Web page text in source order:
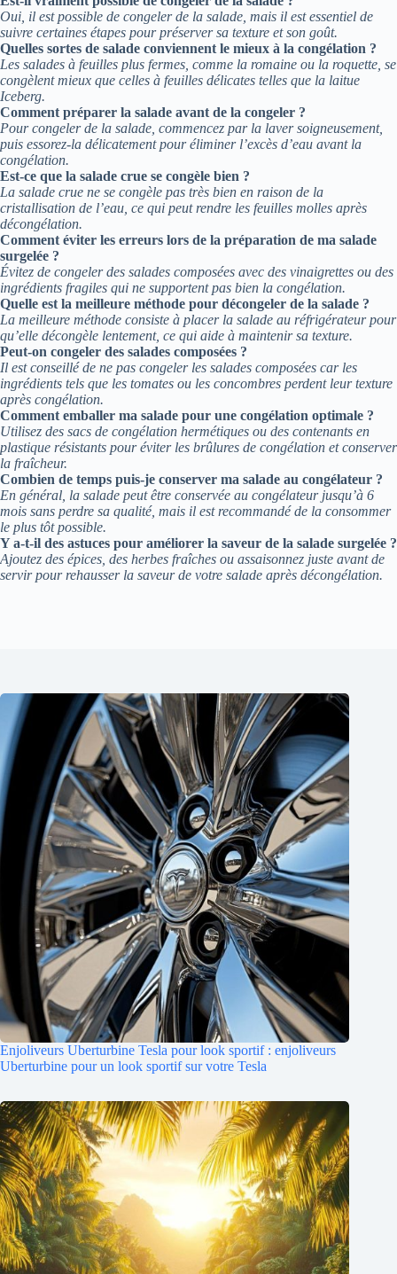
Oui, il est possible de congeler de la salade, mais il est essentiel de
suivre certaines étapes pour préserver sa texture et son goût.
Quelles sortes de salade conviennent le mieux à la congélation ?
Les salades à feuilles plus fermes, comme la romaine ou la roquette, se
congèlent mieux que celles à feuilles délicates telles que la laitue
Iceberg.
Comment préparer la salade avant de la congeler ?
Pour congeler de la salade, commencez par la laver soigneusement,
puis essorez-la délicatement pour éliminer l’excès d’eau avant la
congélation.
Est-ce que la salade crue se congèle bien ?
La salade crue ne se congèle pas très bien en raison de la
cristallisation de l’eau, ce qui peut rendre les feuilles molles après
décongélation.
Comment éviter les erreurs lors de la préparation de ma salade
surgelée ?
Évitez de congeler des salades composées avec des vinaigrettes ou des
ingrédients fragiles qui ne supportent pas bien la congélation.
Quelle est la meilleure méthode pour décongeler de la salade ?
La meilleure méthode consiste à placer la salade au réfrigérateur pour
qu’elle décongèle lentement, ce qui aide à maintenir sa texture.
Peut-on congeler des salades composées ?
Il est conseillé de ne pas congeler les salades composées car les
ingrédients tels que les tomates ou les concombres perdent leur texture
après congélation.
Comment emballer ma salade pour une congélation optimale ?
Utilisez des sacs de congélation hermétiques ou des contenants en
plastique résistants pour éviter les brûlures de congélation et conserver
la fraîcheur.
Combien de temps puis-je conserver ma salade au congélateur ?
En général, la salade peut être conservée au congélateur jusqu’à 6
mois sans perdre sa qualité, mais il est recommandé de la consommer
le plus tôt possible.
Y a-t-il des astuces pour améliorer la saveur de la salade surgelée ?
Ajoutez des épices, des herbes fraîches ou assaisonnez juste avant de
servir pour rehausser la saveur de votre salade après décongélation.
Enjoliveurs Uberturbine Tesla pour look sportif : enjoliveurs
Uberturbine pour un look sportif sur votre Tesla